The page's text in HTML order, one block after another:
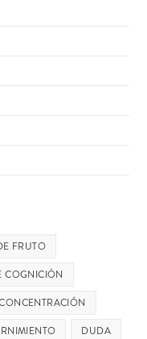
FRUTO
COGNICIÓN
DUDA